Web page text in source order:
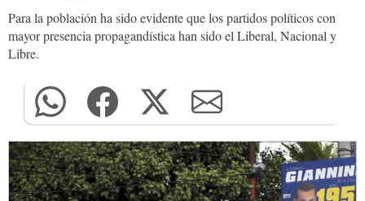
Para la población ha sido evidente que los partidos políticos con
mayor presencia propagandística han sido el Liberal, Nacional y
Libre.